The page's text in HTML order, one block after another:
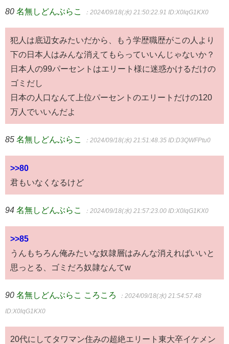
80 名無しどんぶらこ ：2024/09/18(水) 21:50:22.91 ID:X0lqG1KX0
犯人は底辺女みたいだから、もう学歴職歴がこの人より
下の日本人はみんな消えてもらっていいんじゃないか？
日本人の99パーセントはエリート様に迷惑かけるだけの
ゴミだし
日本の人口なんて上位パーセントのエリートだけの120
万人でいいんだよ
85 名無しどんぶらこ ：2024/09/18(水) 21:51:48.35 ID:D3QWFPtu0
>>80
君もいなくなるけど
94 名無しどんぶらこ ：2024/09/18(水) 21:57:23.00 ID:X0lqG1KX0
>>85
うんもちろん俺みたいな奴隷層はみんな消えればいいと
思っとる、ゴミだろ奴隷なんてw
90 名無しどんぶらこ ころころ ：2024/09/18(水) 21:54:57.48
ID:X0lqG1KX0
20代にしてタワマン住みの超絶エリート東大卒イケメン